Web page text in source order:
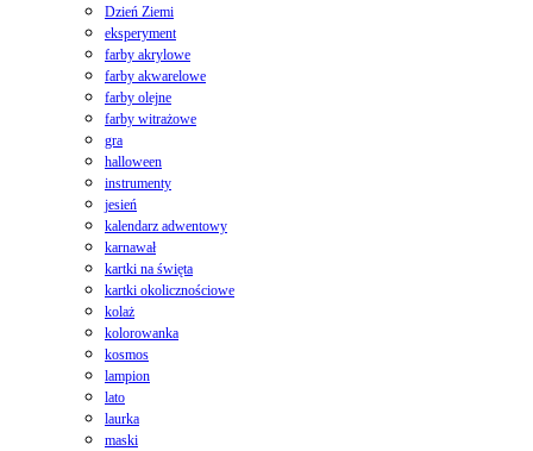
Dzień Ziemi
eksperyment
farby akrylowe
farby akwarelowe
farby olejne
farby witrażowe
gra
halloween
instrumenty
jesień
kalendarz adwentowy
karnawał
kartki na święta
kartki okolicznościowe
kolaż
kolorowanka
kosmos
lampion
lato
laurka
maski